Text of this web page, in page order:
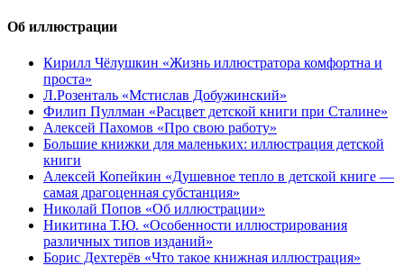
Об иллюстрации
Кирилл Чёлушкин «Жизнь иллюстратора комфортна и
проста»
Л.Розенталь «Мстислав Добужинский»
Филип Пуллман «Расцвет детской книги при Сталине»
Алексей Пахомов «Про свою работу»
Большие книжки для маленьких: иллюстрация детской
книги
Алексей Копейкин «Душевное тепло в детской книге —
самая драгоценная субстанция»
Николай Попов «Об иллюстрации»
Никитина Т.Ю. «Особенности иллюстрирования
различных типов изданий»
Борис Дехтерёв «Что такое книжная иллюстрация»